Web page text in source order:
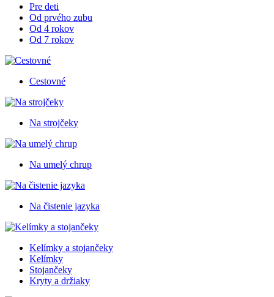
Pre deti
Od prvého zubu
Od 4 rokov
Od 7 rokov
Cestovné
Na strojčeky
Na umelý chrup
Na čistenie jazyka
Kelímky a stojančeky
Kelímky
Stojančeky
Kryty a držiaky